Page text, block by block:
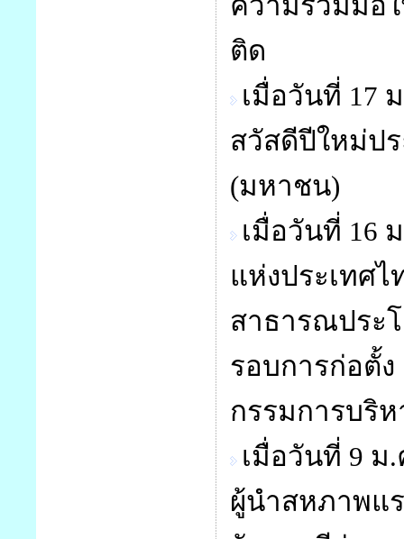
ติด
เมื่อวันที่ 17
สวัสดีปีใหม่ป
(มหาชน)
เมื่อวันที่ 16
แห่งประเทศ
สาธารณประ
รอบการก่อตั้
กรรมการบริห
เมื่อวันที่ 9 ม
ผู้นำสหภาพแร